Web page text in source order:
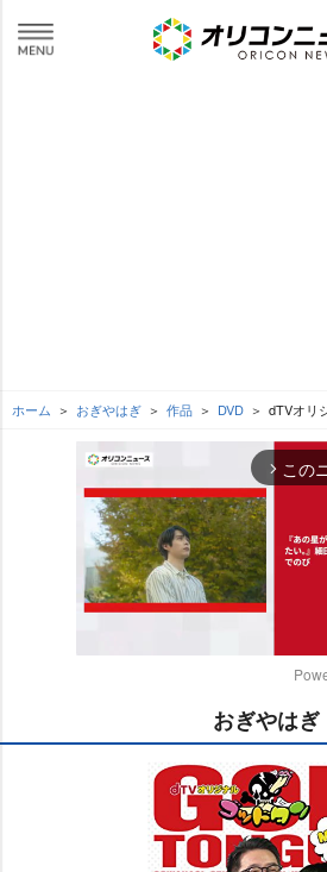
ホーム おぎやはぎ 作品 DVD dTVオリ
arrow_forward_ios この
おぎやはぎ